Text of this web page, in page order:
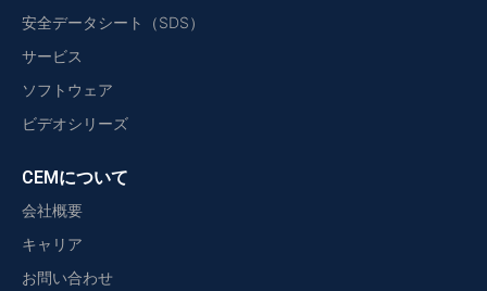
安全データシート（SDS）
サービス
ソフトウェア
ビデオシリーズ
CEMについて
会社概要
キャリア
お問い合わせ